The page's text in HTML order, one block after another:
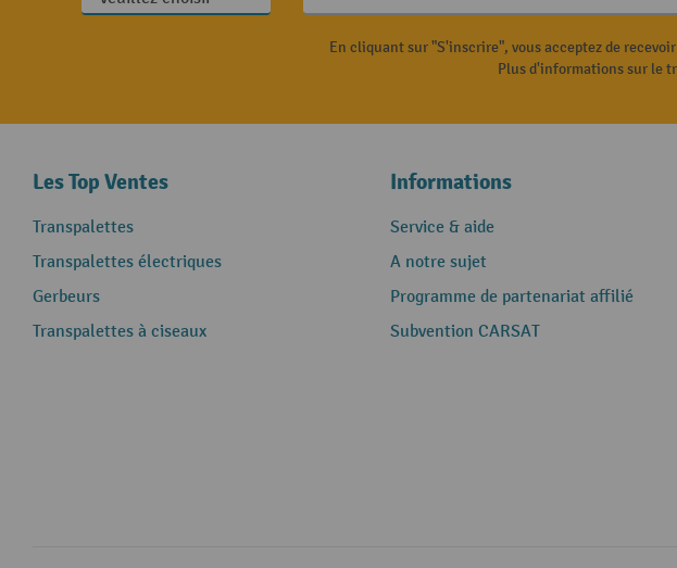
En cliquant sur "S'inscrire", vous acceptez de
Plus d'informations sur le
Les Top Ventes
Transpalettes
Transpalettes électriques
Gerbeurs
Transpalettes à ciseaux
Informations
Service & aide
A notre sujet
Programme de partenariat affilié
Subvention CARSAT